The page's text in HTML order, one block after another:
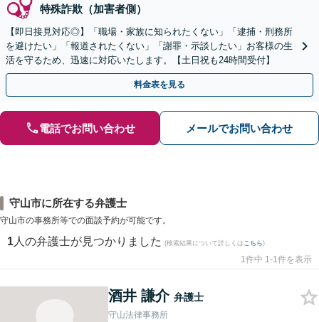
特殊詐欺（加害者側）
【即日接見対応◎】「職場・家族に知られたくない」「逮捕・刑務所
を避けたい」「報道されたくない」「謝罪・示談したい」お客様の生
活を守るため、迅速に対応いたします。【土日祝も24時間受付】
料金表を見る
電話でお問い合わせ メールでお問い合わせ
守山市に所在する弁護士
守山市の事務所等での面談予約が可能です。
1 人の弁護士が見つかりました (検索結果について詳しくは こちら)
1件中 1-1件を表示
酒井 謙介 弁護士
守山法律事務所